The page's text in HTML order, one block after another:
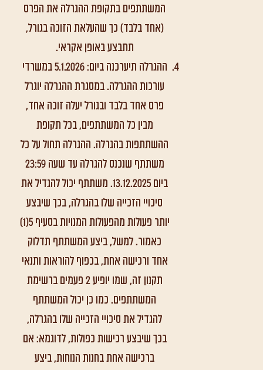
המשתתפים בתקופת ההגרלה את הפרס
(אחד בלבד) כך שהעלאת הזוכה בגורל,
תתבצע באופן אקראי.
ההגרלה תיערכנה ביום: 5.1.2026 במשרדי
עורכות ההגרלה. במסגרת ההגרלה יוגרל
פרס אחד בלבד ובגורל יעלה זוכה אחד,
מבין כל המשתתפים, בכל תקופת
ההשתתפות בהגרלה. ההגרלה תחול על כל
משתתף שנכנס להגרלה עד שעה 23:59
ביום 13.12.2025. משתתף יכול להגדיל את
סיכויי הזכייה שלו בהגרלה, בכך שיבצע
יותר פעולות מהפעולות המנויות בסעיף 5(1)
כאמור. למשל, ביצע המשתתף תדלוק
אחד ורכישה אחת, בכפוף להוראות ותנאי
תקנון זה, שמו יופיע 2 פעמים ברשימת
המשתתפים. כמו כן יכול המשתתף
להגדיל את סיכויי הזכייה שלו בהגרלה,
בכך שיבצע רכישות כפולות, לדוגמא: אם
ברכישה אחת בחנות הנוחות, ביצע